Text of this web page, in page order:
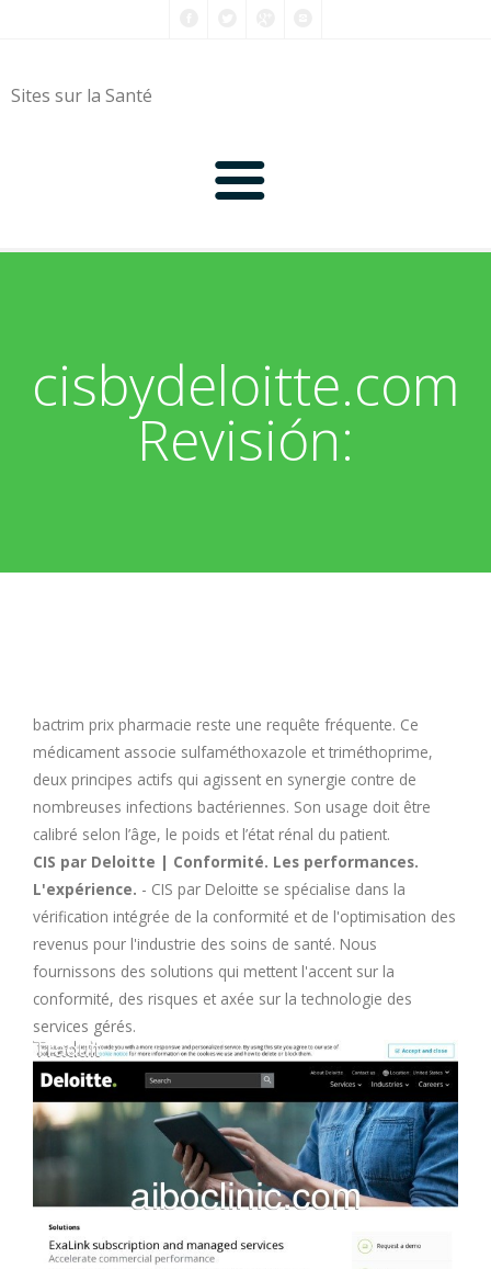
Sites sur la Santé
0-9
C
H
I
J
K
N
O
P
Q
cisbydeloitte.com
Revisión:
bactrim prix pharmacie reste une requête fréquente. Ce
médicament associe sulfaméthoxazole et triméthoprime,
deux principes actifs qui agissent en synergie contre de
nombreuses infections bactériennes. Son usage doit être
calibré selon l’âge, le poids et l’état rénal du patient.
CIS par Deloitte | Conformité. Les performances.
L'expérience. - CIS par Deloitte se spécialise dans la
vérification intégrée de la conformité et de l'optimisation des
revenus pour l'industrie des soins de santé. Nous
fournissons des solutions qui mettent l'accent sur la
conformité, des risques et axée sur la technologie des
services gérés.